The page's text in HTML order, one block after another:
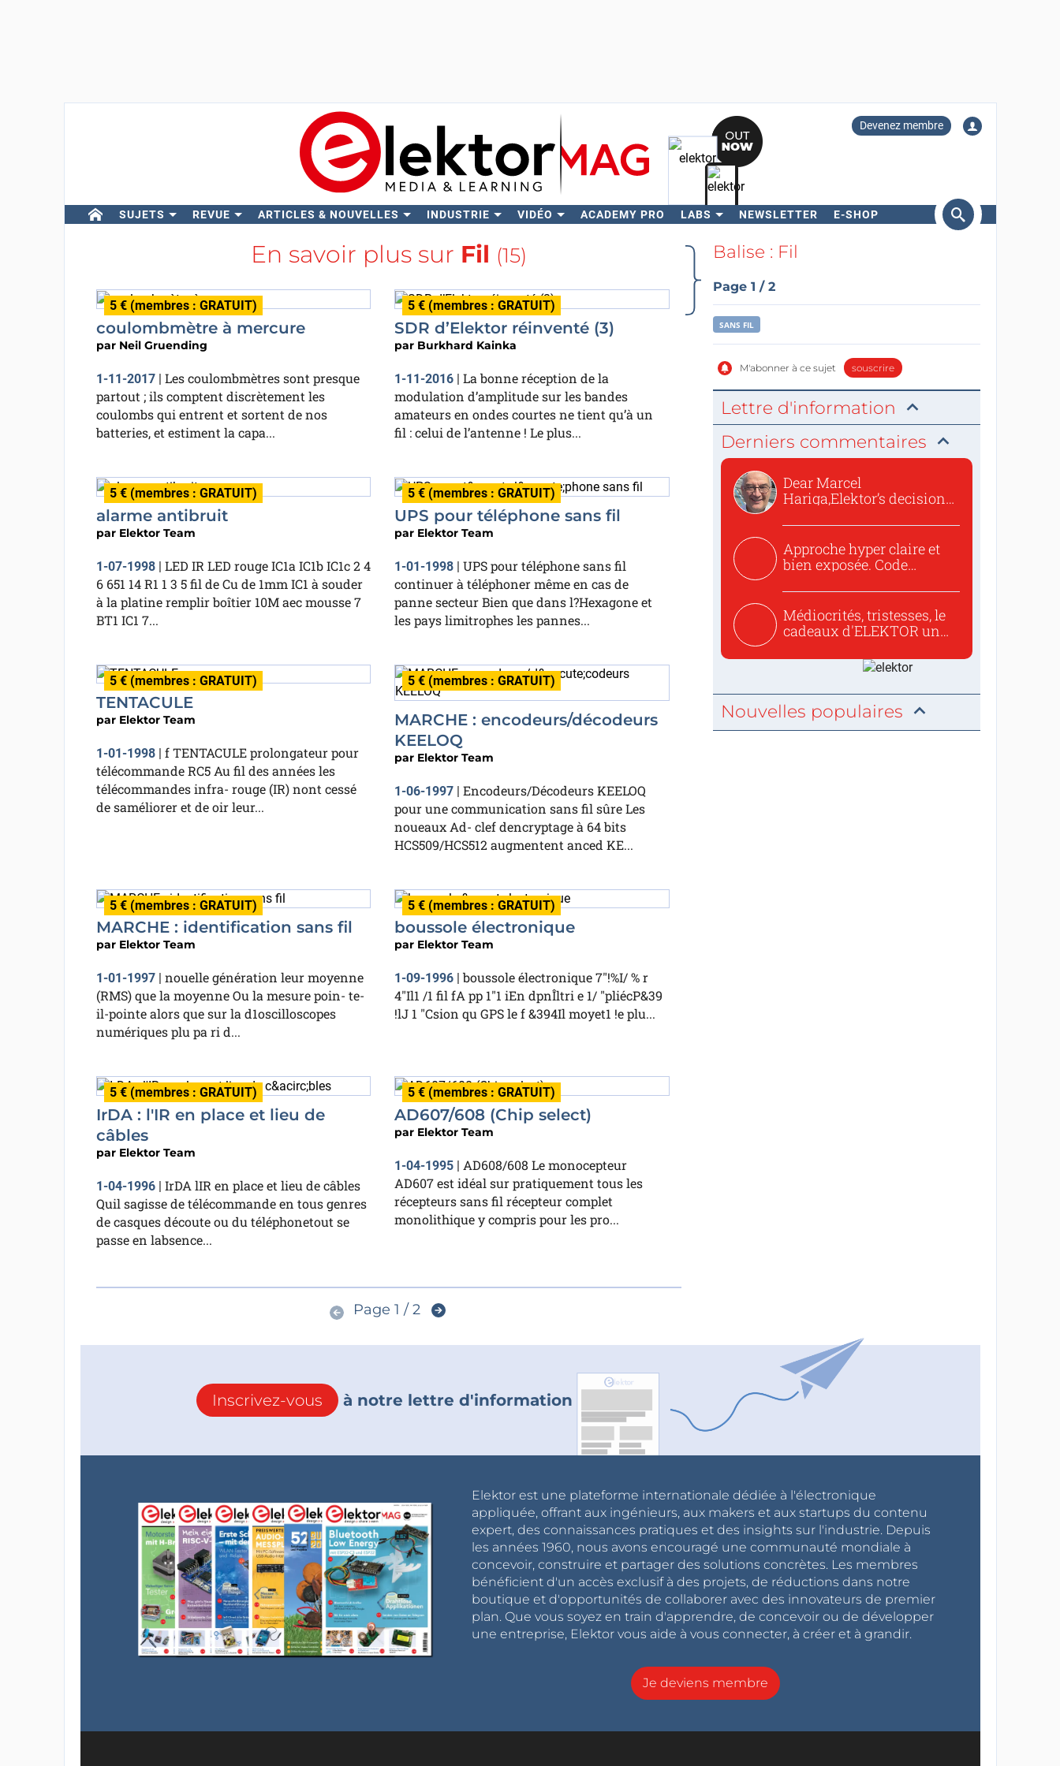
Devenez membre
SUJETS REVUE ARTICLES & NOUVELLES INDUSTRIE VIDÉO ACADEMY PRO LABS NEWSLETTER E-SHOP
Rechercher
En savoir plus sur Fil (15)
5 € (membres : GRATUIT)
coulombmètre à mercure
par Neil Gruending
1-11-2017| Les coulombmètres sont presque
partout ; ils comptent discrètement les
coulombs qui entrent et sortent de nos
batteries, et estiment la capa...
5 € (membres : GRATUIT)
SDR d’Elektor réinventé (3)
par Burkhard Kainka
1-11-2016 | La bonne réception de la
modulation d’amplitude sur les bandes
amateurs en ondes courtes ne tient qu’à un
fil : celui de l’antenne ! Le plus...
5 € (membres : GRATUIT)
alarme antibruit
par Elektor Team
1-07-1998| LED IR LED rouge IC1a IC1b IC1c 2 4
6 651 14 R1 1 3 5 fil de Cu de 1mm IC1 à souder
à la platine remplir boîtier 10M aec mousse 7
BT1 IC1 7...
5 € (membres : GRATUIT)
UPS pour téléphone sans fil
par Elektor Team
1-01-1998 | UPS pour téléphone sans fil
continuer à téléphoner même en cas de
panne secteur Bien que dans l?Hexagone et
les pays limitrophes les pannes...
5 € (membres : GRATUIT)
TENTACULE
par Elektor Team
1-01-1998| f TENTACULE prolongateur pour
télécommande RC5 Au fil des années les
télécommandes infra- rouge (IR) nont cessé
de saméliorer et de oir leur...
5 € (membres : GRATUIT)
MARCHE : encodeurs/décodeurs
KEELOQ
par Elektor Team
1-06-1997 | Encodeurs/Décodeurs KEELOQ
pour une communication sans fil sûre Les
noueaux Ad- clef dencryptage à 64 bits
HCS509/HCS512 augmentent anced KE...
5 € (membres : GRATUIT)
MARCHE : identification sans fil
par Elektor Team
1-01-1997| nouelle génération leur moyenne
(RMS) que la moyenne Ou la mesure poin- te-
il-pointe alors que sur la d1oscilloscopes
numériques plu pa ri d...
5 € (membres : GRATUIT)
boussole électronique
par Elektor Team
1-09-1996
boussole électronique 7"!%I/ % r
4"Il1 /1 fil fA pp 1"1 iEn dpnÎltri e 1/ "pliécP&39
!lJ 1 "Csion qu GPS le f &394Il moyet1 !e plu...
5 € (membres : GRATUIT)
IrDA : l'IR en place et lieu de
câbles
par Elektor Team
1-04-1996| IrDA lIR en place et lieu de câbles
Quil sagisse de télécommande en tous genres
de casques découte ou du téléphonetout se
passe en labsence...
5 € (membres : GRATUIT)
AD607/608 (Chip select)
par Elektor Team
1-04-1995 | AD608/608 Le monocepteur
AD607 est idéal sur pratiquement tous les
récepteurs sans fil récepteur complet
monolithique y compris pour les pro...
Page 1 / 2
Balise : Fil
Page 1 / 2
SANS FIL
M'abonner à ce sujet souscrire
Lettre d'information
Derniers commentaires
Dear Marcel
Hariga,Elektor’s decision
Approche hyper claire et
bien exposée. Code
Médiocrités, tristesses, le
cadeaux d'ELEKTOR un
Nouvelles populaires
Inscrivez-vous à notre lettre d'information
Elektor est une plateforme internationale dédiée à l'électronique
appliquée, offrant aux ingénieurs, aux makers et aux startups du contenu
expert, des connaissances pratiques et des insights sur l'industrie. Depuis
les années 1960, nous avons encouragé une communauté mondiale à
concevoir, construire et partager des solutions concrètes. Les membres
bénéficient d'un accès exclusif à des projets, de réductions dans notre
boutique et d'opportunités de collaborer avec des innovateurs de premier
plan. Que vous soyez en train d'apprendre, de concevoir ou de développer
une entreprise, Elektor vous aide à vous connecter, à créer et à grandir.
Je deviens membre